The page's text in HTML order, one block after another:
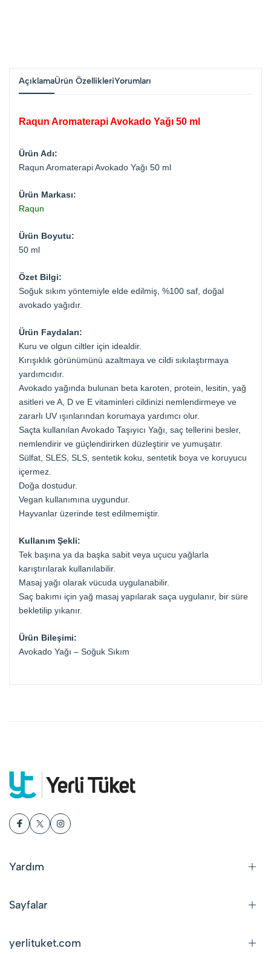
AçıklamaÜrün ÖzellikleriYorumları
Raqun Aromaterapi Avokado Yağı 50 ml
Ürün Adı:
Raqun Aromaterapi Avokado Yağı 50 ml
Ürün Markası:
Raqun
Ürün Boyutu:
50 ml
Özet Bilgi:
Soğuk sıkım yöntemiyle elde edilmiş, %100 saf, doğal
avokado yağıdır.
Ürün Faydaları:
Kuru ve olgun ciltler için idealdir.
Kırışıklık görünümünü azaltmaya ve cildi sıkılaştırmaya
yardımcıdır.
Avokado yağında bulunan beta karoten, protein, lesitin, yağ
asitleri ve A, D ve E vitaminleri cildinizi nemlendirmeye ve
zararlı UV ışınlarından korumaya yardımcı olur.
Saçta kullanılan Avokado Taşıyıcı Yağı, saç tellerini besler,
nemlendirir ve güçlendirirken düzleştirir ve yumuşatır.
Sülfat, SLES, SLS, sentetik koku, sentetik boya ve koruyucu
içermez.
Doğa dostudur.
Vegan kullanımına uygundur.
Hayvanlar üzerinde test edilmemiştir.
Kullanım Şekli:
Tek başına ya da başka sabit veya uçucu yağlarla
karıştırılarak kullanılabilir.
Masaj yağı olarak vücuda uygulanabilir.
Saç bakımı için yağ masaj yapılarak saça uygulanır, bir süre
bekletilip yıkanır.
Ürün Bileşimi:
Avokado Yağı – Soğuk Sıkım
Yardım
Sayfalar
yerlituket.com